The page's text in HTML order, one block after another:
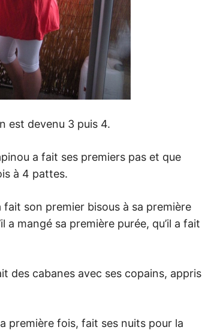
est devenu 3 puis 4.
a fait ses premiers pas et que
à 4 pattes.
fait son premier bisous à sa première
a mangé sa première purée, qu’il a fait
des cabanes avec ses copains, appris
première fois, fait ses nuits pour la